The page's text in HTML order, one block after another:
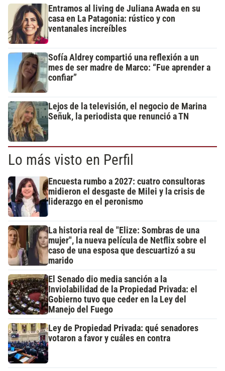
Entramos al living de Juliana Awada en su
casa en La Patagonia: rústico y con
ventanales increíbles
Sofía Aldrey compartió una reflexión a un
mes de ser madre de Marco: “Fue aprender a
confiar”
Lejos de la televisión, el negocio de Marina
Señuk, la periodista que renunció a TN
Lo más visto en Perfil
Encuesta rumbo a 2027: cuatro consultoras
midieron el desgaste de Milei y la crisis de
liderazgo en el peronismo
La historia real de "Elize: Sombras de una
mujer", la nueva película de Netflix sobre el
caso de una esposa que descuartizó a su
marido
El Senado dio media sanción a la
Inviolabilidad de la Propiedad Privada: el
Gobierno tuvo que ceder en la Ley del
Manejo del Fuego
Ley de Propiedad Privada: qué senadores
votaron a favor y cuáles en contra